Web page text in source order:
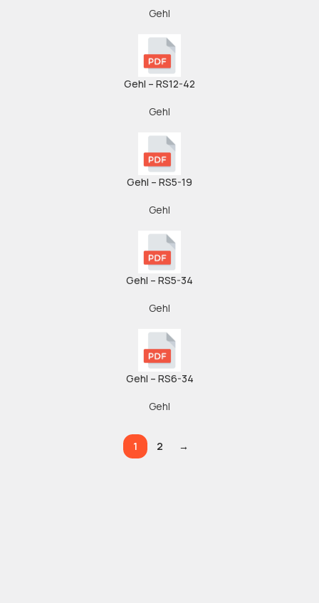
Gehl
Gehl – RS12-42
Gehl
Gehl – RS5-19
Gehl
Gehl – RS5-34
Gehl
Gehl – RS6-34
Gehl
1 2 →